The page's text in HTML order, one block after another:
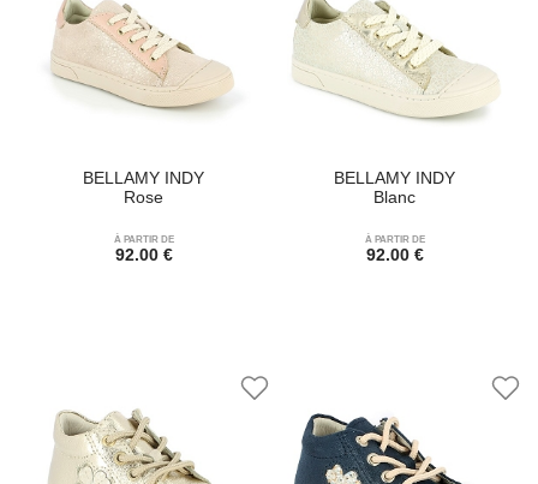
BELLAMY INDY
Rose
À PARTIR DE
92.00 €
BELLAMY INDY
Blanc
À PARTIR DE
92.00 €